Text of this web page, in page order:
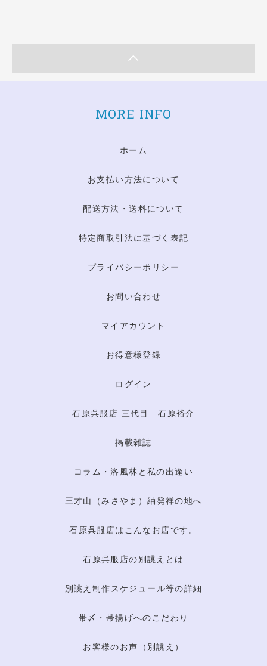
MORE INFO
ホーム
お支払い方法について
配送方法・送料について
特定商取引法に基づく表記
プライバシーポリシー
お問い合わせ
マイアカウント
お得意様登録
ログイン
石原呉服店 三代目 石原裕介
掲載雑誌
コラム・洛風林と私の出逢い
三才山（みさやま）紬発祥の地へ
石原呉服店はこんなお店です。
石原呉服店の別誂えとは
別誂え制作スケジュール等の詳細
帯〆・帯揚げへのこだわり
お客様のお声（別誂え）